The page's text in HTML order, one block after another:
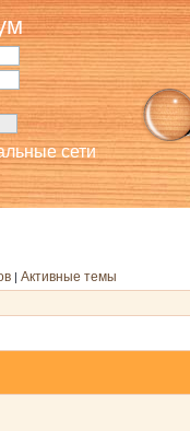
сети
| Активные темы